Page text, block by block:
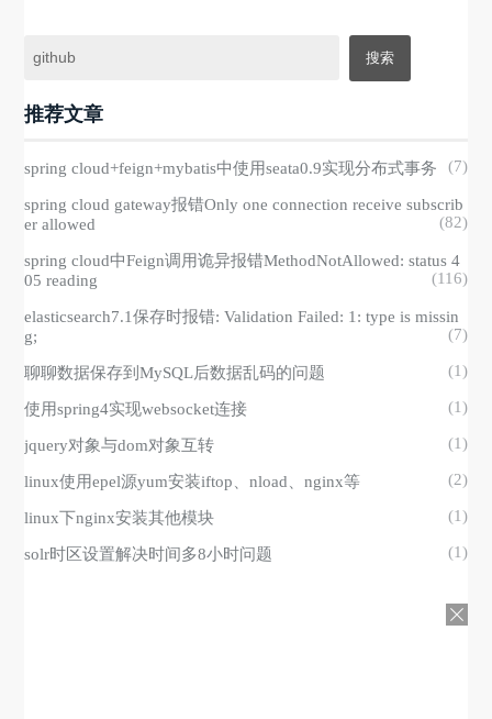
推荐文章
spring cloud+feign+mybatis中使用seata0.9实现分布式事务 (7)
spring cloud gateway报错Only one connection receive subscrib
er allowed
(82)
spring cloud中Feign调用诡异报错MethodNotAllowed: status 4
05 reading
(116)
elasticsearch7.1保存时报错: Validation Failed: 1: type is missin
g;
(7)
聊聊数据保存到MySQL后数据乱码的问题 (1)
使用spring4实现websocket连接 (1)
jquery对象与dom对象互转 (1)
linux使用epel源yum安装iftop、nload、nginx等 (2)
linux下nginx安装其他模块 (1)
solr时区设置解决时间多8小时问题 (1)